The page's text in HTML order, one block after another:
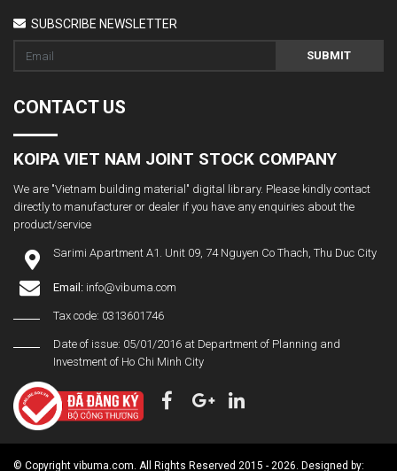
SUBSCRIBE NEWSLETTER
SUBMIT
CONTACT US
KOIPA VIET NAM JOINT STOCK COMPANY
We are "Vietnam building material" digital library. Please kindly contact
directly to manufacturer or dealer if you have any enquiries about the
product/service
Sarimi Apartment A1. Unit 09, 74 Nguyen Co Thach, Thu Duc City
Email: info@vibuma.com
Tax code: 0313601746
Date of issue: 05/01/2016 at Department of Planning and
Investment of Ho Chi Minh City
© Copyright vibuma.com. All Rights Reserved 2015 - 2026. Designed by: